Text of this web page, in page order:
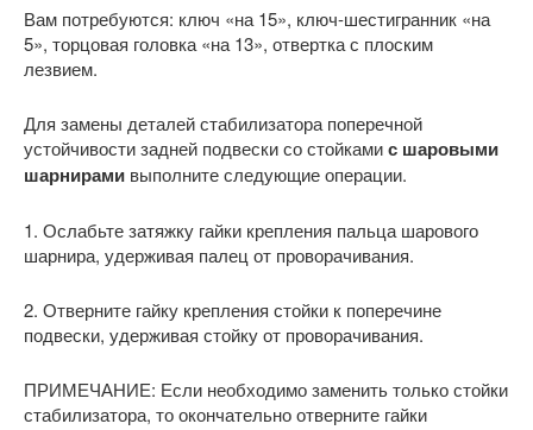
Вам потребуются: ключ «на 15», ключ-шестигранник «на
5», торцовая головка «на 13», отвертка с плоским
лезвием.
Для замены деталей стабилизатора поперечной
устойчивости задней подвески со стойкамис шаровыми
шарнирами выполните следующие операции.
1. Ослабьте затяжку гайки крепления пальца шарового
шарнира, удерживая палец от проворачивания.
2. Отверните гайку крепления стойки к поперечине
подвески, удерживая стойку от проворачивания.
ПРИМЕЧАНИЕ: Если необходимо заменить только стойки
стабилизатора, то окончательно отверните гайки